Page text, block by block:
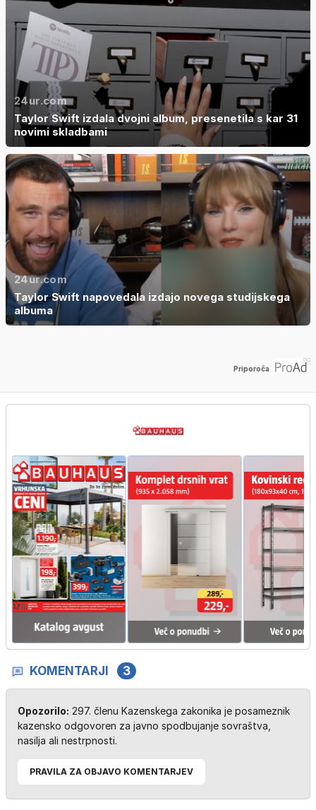
24ur.com
Taylor Swift izdala dvojni album, presenetila s kar 31
novimi skladbami
24ur.com
Taylor Swift napovedala izdajo novega studijskega
albuma
Priporoča
KOMENTARJI 3
Opozorilo: 297. členu Kazenskega zakonika je posameznik
kazensko odgovoren za javno spodbujanje sovraštva,
nasilja ali nestrpnosti.
PRAVILA ZA OBJAVO KOMENTARJEV